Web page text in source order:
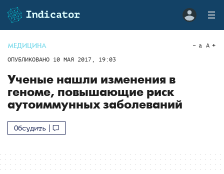
МЕДИЦИНА
ОПУБЛИКОВАНО 10 МАЯ 2017, 19:03
a A
Ученые нашли изменения в
геноме, повышающие риск
аутоиммунных заболеваний
Обсудить